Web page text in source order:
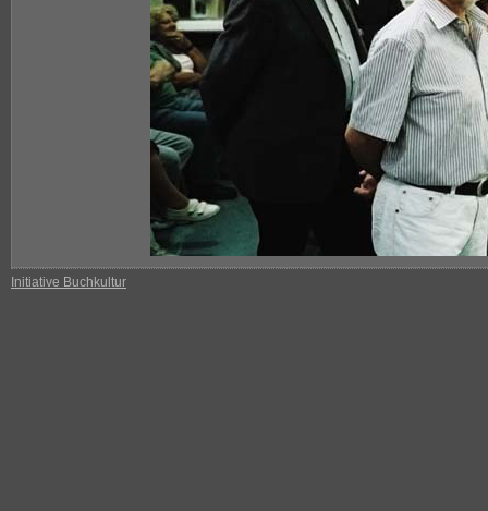
Initiative Buchkultur